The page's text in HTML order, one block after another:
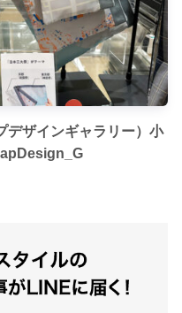
デザインギャラリー）小